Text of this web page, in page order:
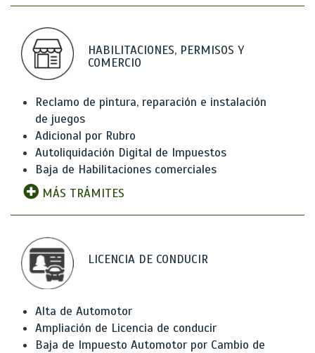
HABILITACIONES, PERMISOS Y
COMERCIO
Reclamo de pintura, reparación e instalación
de juegos
Adicional por Rubro
Autoliquidación Digital de Impuestos
Baja de Habilitaciones comerciales
MÁS TRÁMITES
LICENCIA DE CONDUCIR
Alta de Automotor
Ampliación de Licencia de conducir
Baja de Impuesto Automotor por Cambio de